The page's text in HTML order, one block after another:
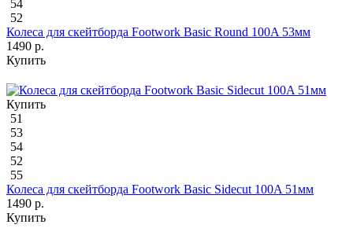
54
52
Колеса для скейтборда Footwork Basic Round 100A 53мм
1490 р.
Купить
Купить
51
53
54
52
55
Колеса для скейтборда Footwork Basic Sidecut 100A 51мм
1490 р.
Купить